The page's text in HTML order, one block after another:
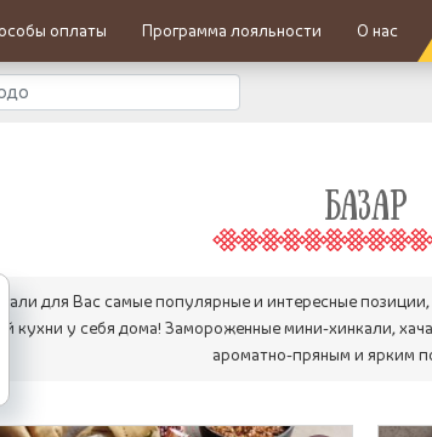
оплаты Программа лояльности О нас
БАЗАР
для Вас самые популярные и интересные
кухни у себя дома! Замороженные мини-хинкали,
ароматно-пряным и ярким